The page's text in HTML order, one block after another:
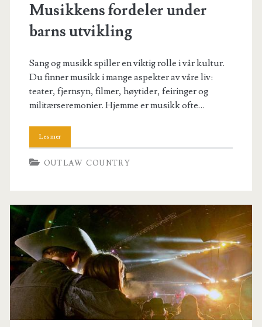
Musikkens fordeler under
barns utvikling
Sang og musikk spiller en viktig rolle i vår kultur.
Du finner musikk i mange aspekter av våre liv:
teater, fjernsyn, filmer, høytider, feiringer og
militærseremonier. Hjemme er musikk ofte…
OUTLAW COUNTRY